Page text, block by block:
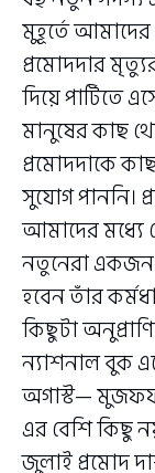
মুহূর্তে
প্রমোদদার
দিয়ে পার্টিতে
মানুষের কাছ
প্রমোদদাকে
সুযোগ পাননি।
আমাদের মধ্যে
নতুনেরা একজন
হবেন তাঁর
কিছুটা
ন্যাশনাল বুক
অগাস্ট—
এর বেশি কিছু
জুলাই প্রমোদ